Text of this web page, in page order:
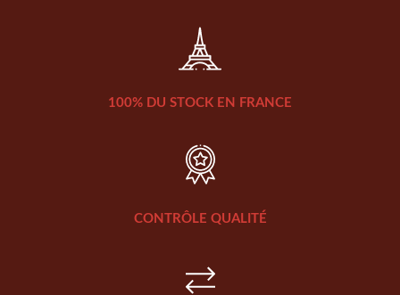
100% DU STOCK EN FRANCE
CONTRÔLE QUALITÉ